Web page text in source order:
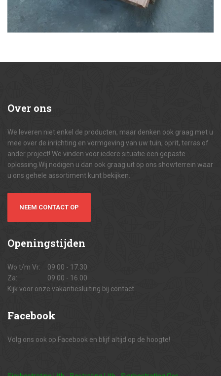
Over ons
We leveren niet enkel de producten, maar denken ook graag met u
mee over de inrichting en vormgeving van uw tuin, oprit, terras of
ander project! We vinden voor iedere situatie een gepaste
oplossing.Wij nodigen u dan ook graag uit op ons showterrein waar
u ons gehele assortiment kunt bekijken.
NEEM CONTACT OP
Openingstijden
Wo t/m Vr:
09.00 - 17.30
Za:
09.00 - 16.00
Kijk voor onze vakantiesluiting bij contact
Facebook
Volg ons ook op Facebook en blijf altijd op de hoogte!